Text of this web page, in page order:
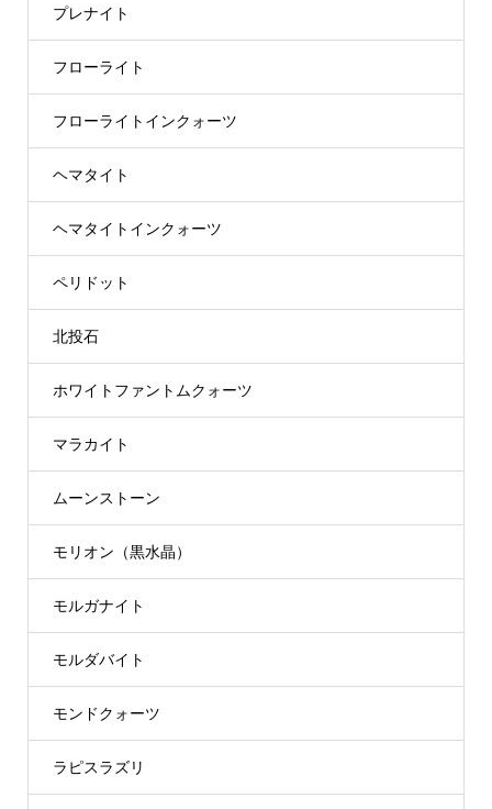
プレナイト
フローライト
フローライトインクォーツ
ヘマタイト
ヘマタイトインクォーツ
ペリドット
北投石
ホワイトファントムクォーツ
マラカイト
ムーンストーン
モリオン（黒水晶）
モルガナイト
モルダバイト
モンドクォーツ
ラピスラズリ